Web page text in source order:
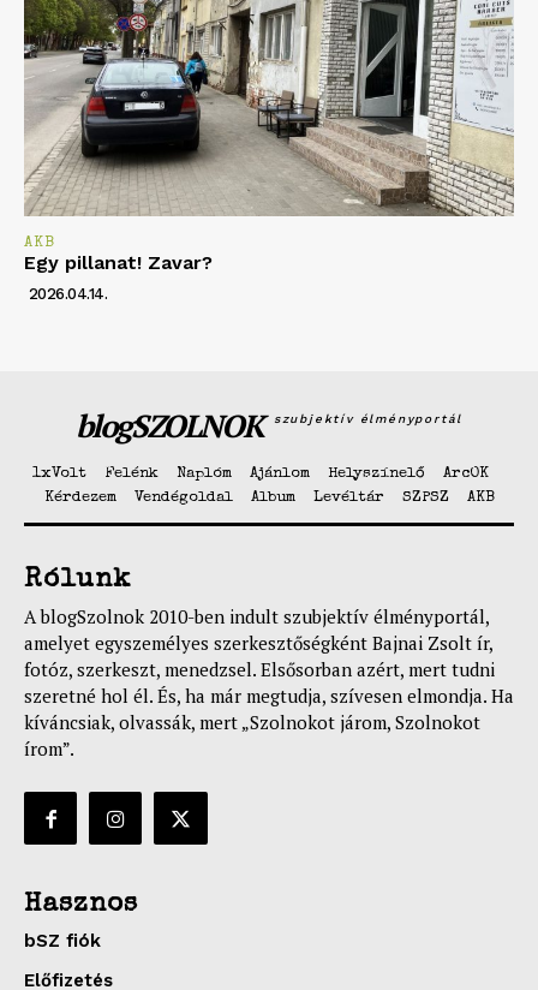
AKB
Egy pillanat! Zavar?
2026.04.14.
blogSZOLNOK szubjektív élményportál
1xVolt Felénk Naplóm Ajánlom Helyszínelő
ArcOK
Kérdezem
Vendégoldal Album Levéltár SZPSZ AKB
Rólunk
A blogSzolnok 2010-ben indult szubjektív élményportál,
amelyet egyszemélyes szerkesztőségként Bajnai Zsolt ír,
fotóz, szerkeszt, menedzsel. Elsősorban azért, mert tudni
szeretné hol él. És, ha már megtudja, szívesen elmondja. Ha
kíváncsiak, olvassák, mert „Szolnokot járom, Szolnokot
írom”.
Hasznos
bSZ fiók
Előfizetés